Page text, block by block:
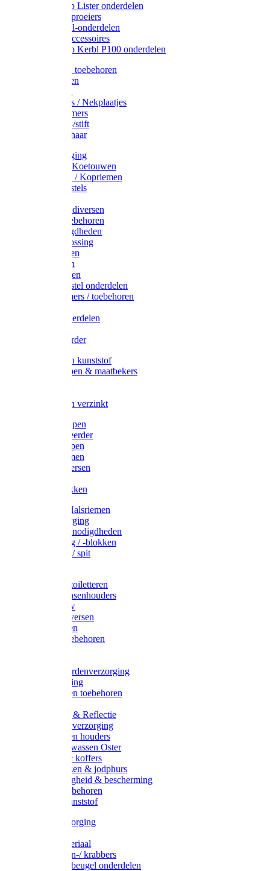
Weidepomp Lister onderdelen
Nippels / Sproeiers
Drinknippel-onderdelen
Drinkbak accessoires
Weidepomp Kerbl P100 onderdelen
Oormerken toebehoren
Enkelbanden
Halsplaatjes / Nekplaatjes
Kokernummers
Merkspray-/stift
Veemerkschaar
Uierverzorging
Halsters & Koetouwen
Halsriemen / Kopriemen
Koerugborstels
Koe / Stier diversen
Melkers toebehoren
Stalbenodigdheden
Kalververlossing
Stierenringen
Onthoornen
Kalverflessen
Koerugborstel onderdelen
Kalveremmers / toebehoren
Koelift onderdelen
Uieronthaarder
Voerbakken kunststof
Voerscheppen & maatbekers
Voerbakken verzinkt
Warmtelampen
Staartcoupeerder
Biggenkappen
Neuskrammen
Varken diversen
Varkensbakken
Halsters / Halsriemen
Hoefverzorging
Lammer benodigdheden
Ramdektuig / -blokken
Vastzetpen / spit
Poetsen & toiletteren
Zadel-/Trensenhouders
Halstertouw
Halsters diversen
Hoofdstellen
Zadel & toebehoren
Rapide paardenverzorging
Ruiter kleding
Hoofdstellen toebehoren
Verlichting & Reflectie
Rapide leerverzorging
Likstenen en houders
Poetsen & wassen Oster
Poetssets & koffers
Ruiter laarzen & jodphurs
Ruiter veiligheid & bescherming
Ruiter - toebehoren
Voerbak kunststof
Klauwverzorging
Injectiemateriaal
Hoefmessen-/ krabbers
Hoefbekapbeugel onderdelen